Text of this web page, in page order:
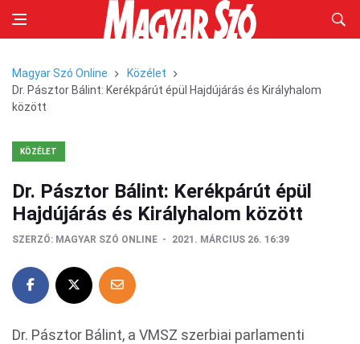
Magyar Szó Online
Közélet
Dr. Pásztor Bálint: Kerékpárút épül Hajdújárás és Királyhalom
között
KÖZÉLET
Dr. Pásztor Bálint: Kerékpárút épül
Hajdújárás és Királyhalom között
SZERZŐ: MAGYAR SZÓ ONLINE 2021. MÁRCIUS 26. 16:39
Dr. Pásztor Bálint, a VMSZ szerbiai parlamenti